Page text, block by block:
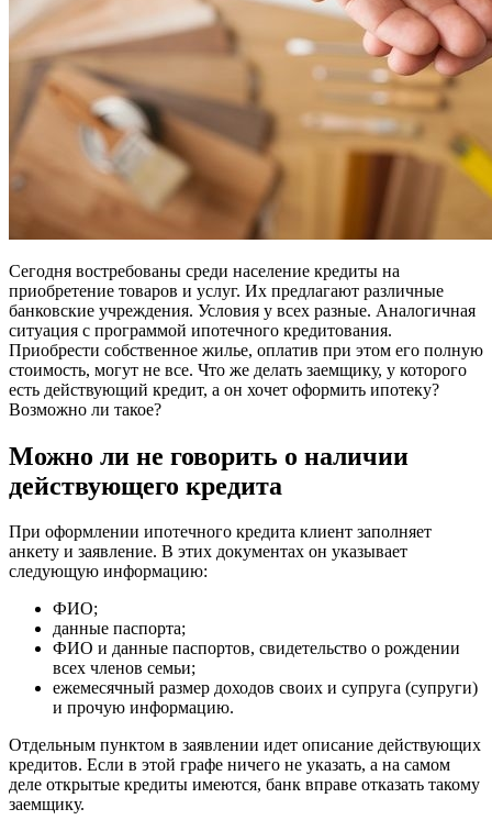
Сегодня востребованы среди население кредиты на
приобретение товаров и услуг. Их предлагают различные
банковские учреждения. Условия у всех разные. Аналогичная
ситуация с программой ипотечного кредитования.
Приобрести собственное жилье, оплатив при этом его полную
стоимость, могут не все. Что же делать заемщику, у которого
есть действующий кредит, а он хочет оформить ипотеку?
Возможно ли такое?
Можно ли не говорить о наличии
действующего кредита
При оформлении ипотечного кредита клиент заполняет
анкету и заявление. В этих документах он указывает
следующую информацию:
ФИО;
данные паспорта;
ФИО и данные паспортов, свидетельство о рождении
всех членов семьи;
ежемесячный размер доходов своих и супруга (супруги)
и прочую информацию.
Отдельным пунктом в заявлении идет описание действующих
кредитов. Если в этой графе ничего не указать, а на самом
деле открытые кредиты имеются, банк вправе отказать такому
заемщику.